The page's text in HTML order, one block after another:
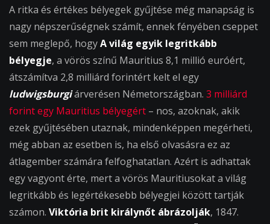
A ritka és értékes bélyegek gyűjtése még manapság is
nagy népszerűségnek számít, ennek fényében cseppet
sem meglepő, hogyA világ egyik legritkább
bélyegje, a vörös színű Mauritius 8,1 millió euróért,
átszámítva 2,8 milliárd forintért kelt el egy
ludwigsburgiárverésen Németországban. 3 milliárd
forint egy Mauritius bélyegért – nos, azoknak, akik
ezek gyűjtésében utaznak, mindenképpen megérheti,
még abban az esetben is, ha első olvasásra ez az
átlagember számára felfoghatatlan. Azért is adhattak
egy vagyont érte, mert a vörös Mauritiusokat a világ
legritkább és legértékesebb bélyegjei között tartják
számon. Viktória brit királynőt ábrázolják, 1847.